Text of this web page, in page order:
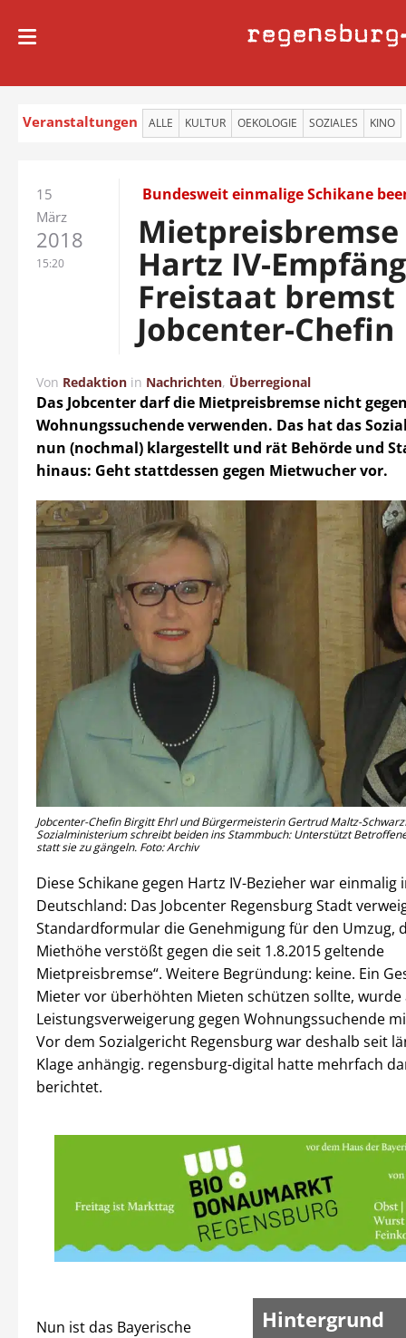
regensburg
Veranstaltungen ALLE KULTUR OEKOLOGIE SOZIALES KINO
15
März
2018
15:20
Bundesweit einmalige Schikane
Mietpreisbremse
Hartz IV-
Freistaat bremst
Jobcenter-Chefin
Von Redaktion in Nachrichten, Überregional
Das Jobcenter darf die Mietpreisbremse nicht
Wohnungssuchende verwenden. Das hat das
nun (nochmal) klargestellt und rät Behörde und
hinaus: Geht stattdessen gegen Mietwucher vor.
Jobcenter-Chefin Birgitt Ehrl und Bürgermeisterin Gertrud Maltz-
Sozialministerium schreibt beiden ins Stammbuch: Unterstützt
statt sie zu gängeln. Foto: Archiv
Diese Schikane gegen Hartz IV-Bezieher war einmalig
Deutschland: Das Jobcenter Regensburg Stadt
Standardformular die Genehmigung für den Umzug,
Miethöhe verstößt gegen die seit 1.8.2015 geltende
Mietpreisbremse“. Weitere Begründung: keine. Ein
Mieter vor überhöhten Mieten schützen sollte, wurde
Leistungsverweigerung gegen Wohnungssuchende
Vor dem Sozialgericht Regensburg war deshalb seit
Klage anhängig. regensburg-digital hatte mehrfach
berichtet.
Hintergrund
Nun ist das Bayerische